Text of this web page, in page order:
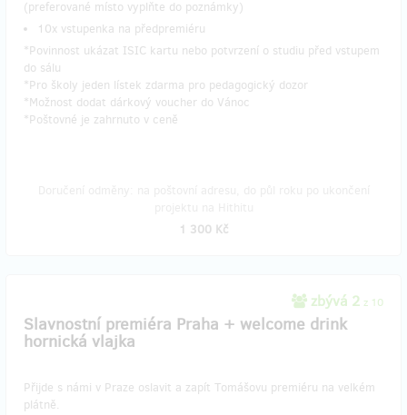
(preferované místo vyplňte do poznámky)
10x vstupenka na předpremiéru
*Povinnost ukázat ISIC kartu nebo potvrzení o studiu před vstupem
do sálu
*Pro školy jeden lístek zdarma pro pedagogický dozor
*Možnost dodat dárkový voucher do Vánoc
*Poštovné je zahrnuto v ceně
1 300 Kč
zbývá 2 z 10
Slavnostní premiéra Praha + welcome drink
hornická vlajka
Přijde s námi v Praze oslavit a zapít Tomášovu premiéru na velkém
plátně.